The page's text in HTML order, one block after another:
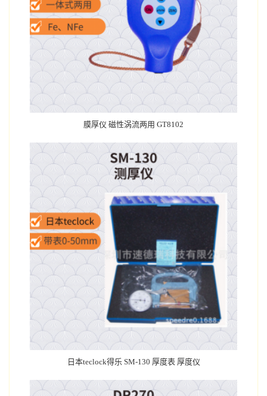
膜厚仪 磁性涡流两用 GT8102
日本teclock得乐 SM-130 厚度表 厚度仪